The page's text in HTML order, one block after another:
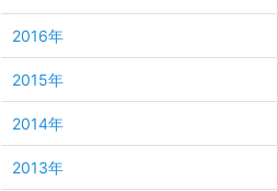
2016年
2015年
2014年
2013年